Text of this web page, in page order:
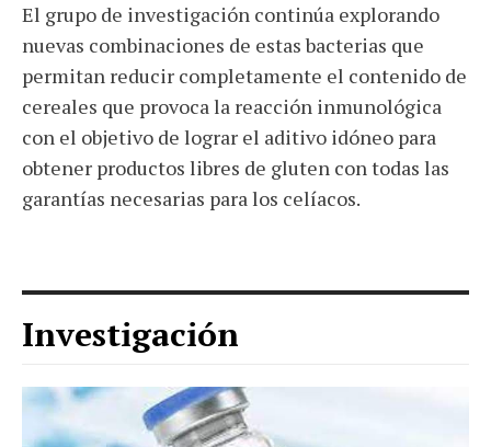
El grupo de investigación continúa explorando
nuevas combinaciones de estas bacterias que
permitan reducir completamente el contenido de
cereales que provoca la reacción inmunológica
con el objetivo de lograr el aditivo idóneo para
obtener productos libres de gluten con todas las
garantías necesarias para los celíacos.
Investigación